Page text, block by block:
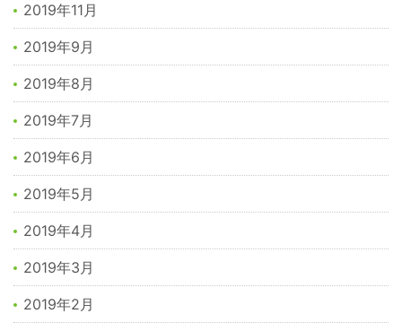
2019年11月
2019年9月
2019年8月
2019年7月
2019年6月
2019年5月
2019年4月
2019年3月
2019年2月